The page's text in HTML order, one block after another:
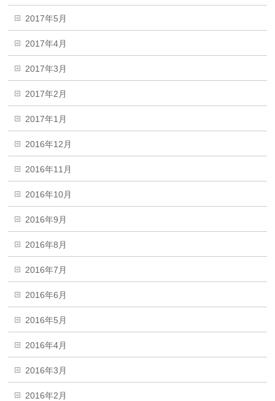
2017年5月
2017年4月
2017年3月
2017年2月
2017年1月
2016年12月
2016年11月
2016年10月
2016年9月
2016年8月
2016年7月
2016年6月
2016年5月
2016年4月
2016年3月
2016年2月